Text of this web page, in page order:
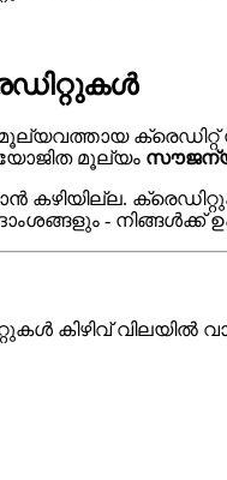
മൂല്യവത്തായ
മൂല്യം സൗജന്യ
കഴിയില്ല.
-
കിഴിവ് വിലയിൽ